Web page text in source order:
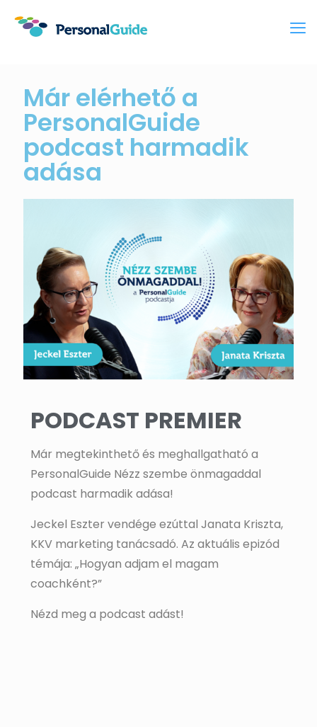
Már elérhető a
PersonalGuide
podcast harmadik
adása
PODCAST PREMIER
Már megtekinthető és meghallgatható a
PersonalGuide Nézz szembe önmagaddal
podcast harmadik adása!
Jeckel Eszter vendége ezúttal Janata Kriszta,
KKV marketing tanácsadó. Az aktuális epizód
témája: „Hogyan adjam el magam
coachként?”
Nézd meg a podcast adást!